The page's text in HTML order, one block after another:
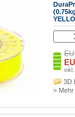
3D
> Mehr